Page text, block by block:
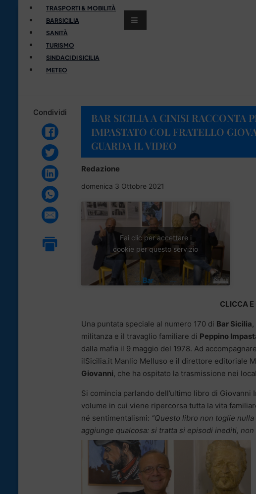
TRASPORTI & MOBILITÀ
BARSICILIA
SANITÀ
TURISMO
SINDACI DI SICILIA
METEO
Condividi
BAR SICILIA A CINISI RACCONTA
IMPASTATO COL FRATELLO
GUARDA IL VIDEO
Redazione
domenica 3 Ottobre 2021
Fai clic per accettare i
cookie per questo servizio
CLICCA E
Una puntata speciale al numero 170 di Bar Sicilia
militanza e il travaglio familiare di Peppino
dalla mafia il 9 maggio del 1978. Ad
ilSicilia.it Manlio Melluso e il direttore editoriale
Giovanni, che ha ospitato la trasmissione nei
Si comincia parlando dell’ultimo libro di Giovanni
volume in cui viene ripercorsa tutta la vita
né sentimentalismi: “Questo libro non toglie
aggiunge qualcosa: si tratta si episodi inediti,